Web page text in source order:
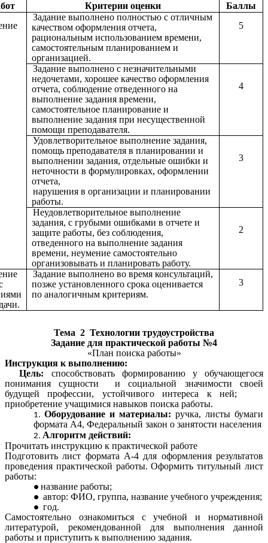
Критерии оценки
Баллы
Задание выполнено полностью с отличным
качеством оформления отчета,
рациональным использованием времени,
самостоятельным планированием и
организацией.
5
Задание выполнено с незначительными
недочетами, хорошее качество оформления
отчета, соблюдение отведенного на
выполнение задания времени,
самостоятельное планирование и
выполнение задания при несущественной
помощи преподавателя.
4
Удовлетворительное выполнение задания,
помощь преподавателя в планировании и
выполнении задания, отдельные ошибки и
неточности в формулировках, оформлении
отчета,
нарушения в организации и планировании
работы.
3
Неудовлетворительное выполнение
задания, с грубыми ошибками в отчете и
защите работы, без соблюдения,
отведенного на выполнение задания
времени, неумение самостоятельно
организовывать и планировать работу.
2
Задание выполнено во время консультаций,
позже установленного срока оценивается
по аналогичным критериям.
3
Тема 2 Технологии трудоустройства
Задание для практической работы №4
«План поиска работы»
Инструкция к выполнению:
Цель: способствовать формированию у обучающегося
понимания сущности и социальной значимости своей
будущей профессии, устойчивого интереса к ней;
приобретение учащимися навыков поиска работы.
Оборудование и материалы: ручка, листы бумаги
формата А4, Федеральный закон о занятости населения
Алгоритм действий:
Прочитать инструкцию к практической работе
Подготовить лист формата А-4 для оформления результатов
проведения практической работы. Оформить титульный лист
работы:
название работы;
автор: ФИО, группа, название учебного учреждения;
год.
Самостоятельно ознакомиться с учебной и нормативной
литературой, рекомендованной для выполнения данной
работы и приступить к выполнению задания.